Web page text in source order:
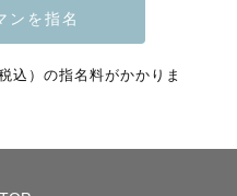
毎日楽しく、笑顔いっぱ
手遊びや歌など沢山知っ
込）の指名料がかかりま